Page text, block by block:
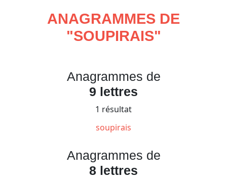
ANAGRAMMES DE
"SOUPIRAIS"
Anagrammes de
9 lettres
1 résultat
soupirais
Anagrammes de
8 lettres